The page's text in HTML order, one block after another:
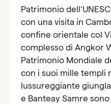
Patrimonio
con una visita in
confine orientale col
complesso di Angkor
Patrimonio Mondiale
con i suoi mille templi
lussureggiante
e Banteay Samre